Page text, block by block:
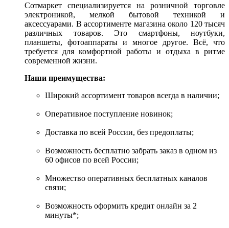
Сотмаркет специализируется на розничной торговле
электроникой, мелкой бытовой техникой и
аксессуарами. В ассортименте магазина около 120 тысяч
различных товаров. Это смартфоны, ноутбуки,
планшеты, фотоаппараты и многое другое. Всё, что
требуется для комфортной работы и отдыха в ритме
современной жизни.
Наши преимущества:
Широкий ассортимент товаров всегда в наличии;
Оперативное поступление новинок;
Доставка по всей России, без предоплаты;
Возможность бесплатно забрать заказ в одном из
60 офисов по всей России;
Множество оперативных бесплатных каналов
связи;
Возможность оформить кредит онлайн за 2
минуты*;